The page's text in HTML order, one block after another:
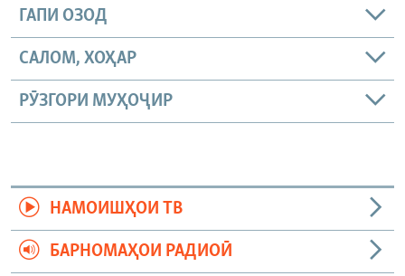
ГАПИ ОЗОД
САЛОМ, ХОҲАР
РӮЗГОРИ МУҲОҶИР
НАМОИШҲОИ ТВ
БАРНОМАҲОИ РАДИОӢ